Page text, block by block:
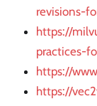
revisions-
https://
practices-
https://
https://